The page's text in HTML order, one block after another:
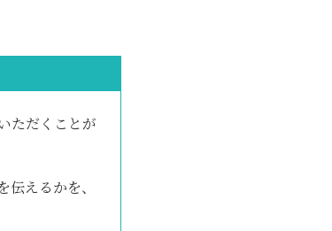
ただくことが
えるかを、